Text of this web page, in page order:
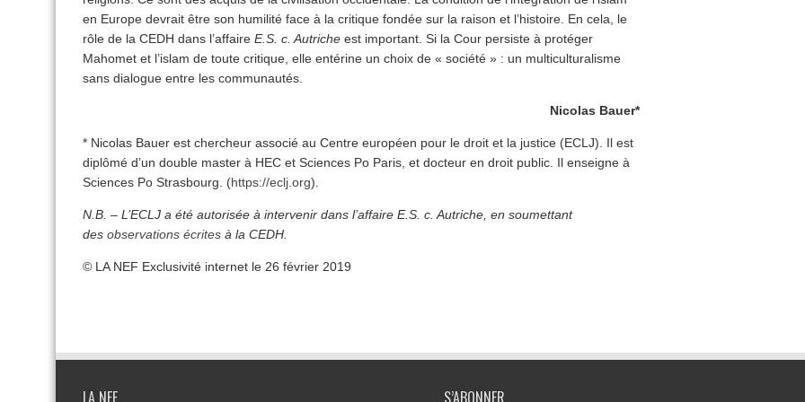
en Europe devrait être son humilité face à la critique fondée sur la raison et l’histoire. En cela, le
rôle de la CEDH dans l’affaire E.S. c. Autriche est important. Si la Cour persiste à protéger
Mahomet et l’islam de toute critique, elle entérine un choix de « société » : un multiculturalisme
sans dialogue entre les communautés.
Nicolas Bauer*
* Nicolas Bauer est chercheur associé au Centre européen pour le droit et la justice (ECLJ). Il est
diplômé d’un double master à HEC et Sciences Po Paris, et docteur en droit public. Il enseigne à
Sciences Po Strasbourg. (https://eclj.org).
N.B. – L’ECLJ a été autorisée à intervenir dans l’affaire E.S. c. Autriche, en soumettant
des observations écrites à la CEDH.
© LA NEF Exclusivité internet le 26 février 2019
LA NEF S’ABONNER